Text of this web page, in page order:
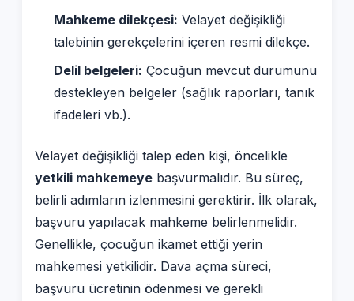
Mahkeme dilekçesi: Velayet değişikliği
talebinin gerekçelerini içeren resmi dilekçe.
Delil belgeleri: Çocuğun mevcut durumunu
destekleyen belgeler (sağlık raporları, tanık
ifadeleri vb.).
Velayet değişikliği talep eden kişi, öncelikle
yetkili mahkemeye başvurmalıdır. Bu süreç,
belirli adımların izlenmesini gerektirir. İlk olarak,
başvuru yapılacak mahkeme belirlenmelidir.
Genellikle, çocuğun ikamet ettiği yerin
mahkemesi yetkilidir. Dava açma süreci,
başvuru ücretinin ödenmesi ve gerekli